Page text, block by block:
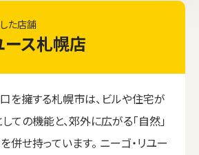
た店舗
ース札幌店
を擁する札幌市は、ビルや住宅が
ての機能と、郊外に広がる「自然」
併せ持っています。 ニーゴ・リユー